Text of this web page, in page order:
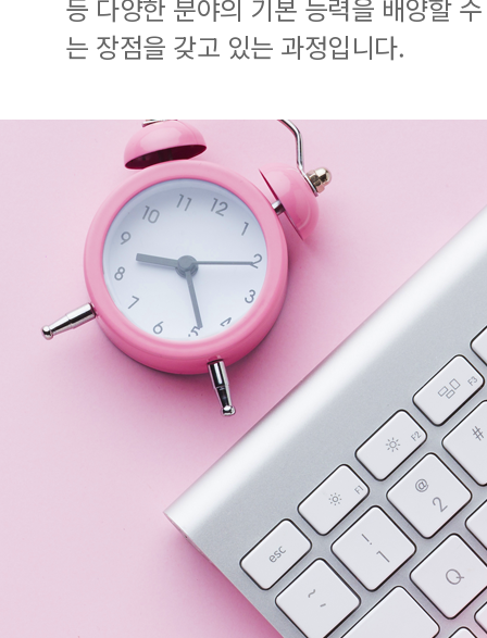
등 다양한 분야의 기본 능력을 배양할
는 장점을 갖고 있는 과정입니다.